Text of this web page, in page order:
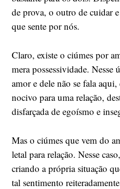
de prova, o outro de cuidar
que sente por nós.
Claro, existe o ciúmes por
mera possessividade.
amor e dele não se fala
nocivo para uma relação,
disfarçada de egoísmo e
Mas o ciúmes que vem do
letal para relação. Nesse
criando a própria situação
tal sentimento